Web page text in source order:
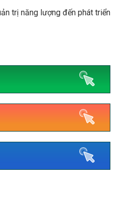
trị năng lượng đến phát triển